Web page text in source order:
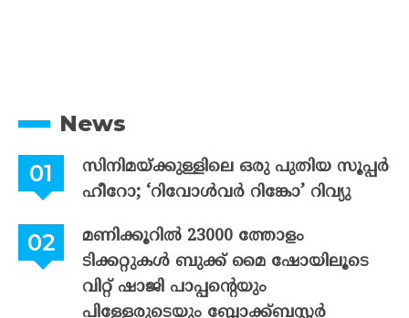
News
സിനിമയ്ക്കുള്ളിലെ ഒരു പുതിയ സൂപ്പർ
ഹീറോ; ‘റിവോൾവർ റിങ്കോ’ റിവ്യു
മണിക്കൂറിൽ 23000 ത്തോളം
ടിക്കറ്റുകൾ ബുക്ക് മൈ ഷോയിലൂടെ
വിറ്റ് ഷാജി പാപ്പന്റെയും
പിള്ളേരുടെയും ബ്ലോക്ക്ബസ്റ്റർ